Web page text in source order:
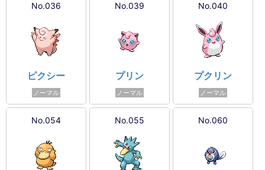
No.036
ピクシー
ノーマル
No.039
プリン
ノーマル
No.040
プクリン
ノーマル
No.054 No.055 No.060